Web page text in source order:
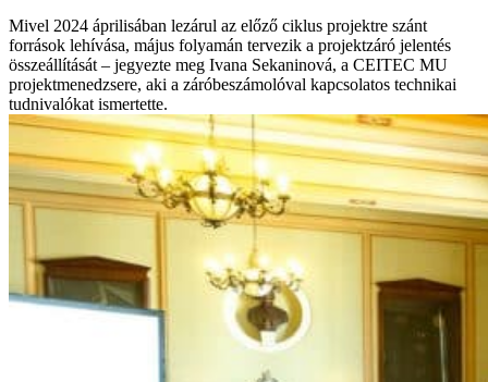
Mivel 2024 áprilisában lezárul az előző ciklus projektre szánt
források lehívása, május folyamán tervezik a projektzáró jelentés
összeállítását – jegyezte meg Ivana Sekaninová, a CEITEC MU
projektmenedzsere, aki a záróbeszámolóval kapcsolatos technikai
tudnivalókat ismertette.